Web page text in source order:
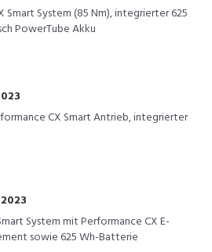
Smart System (85 Nm), integrierter 625
PowerTube Akku
CX Smart Antrieb, integrierter
System mit Performance CX E-
sowie 625 Wh-Batterie